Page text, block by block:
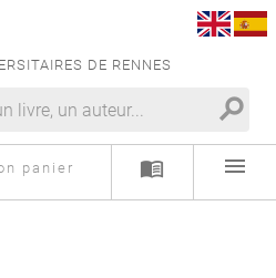
DE RENNES
search
panier menu_book menu